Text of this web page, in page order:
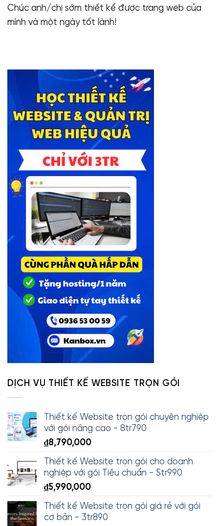
Chúc anh/chị sớm thiết kế được trang web của
mình và một ngày tốt lành!
DỊCH VỤ THIẾT KẾ WEBSITE TRỌN GÓI
Thiết kế Website trọn gói chuyên nghiệp
với gói nâng cao - 8tr790
₫8,790,000
Thiết kế Website trọn gói cho doanh
nghiệp với gói Tiêu chuẩn - 5tr990
₫5,990,000
Thiết kế Website trọn gói giá rẻ với gói
cơ bản - 3tr890